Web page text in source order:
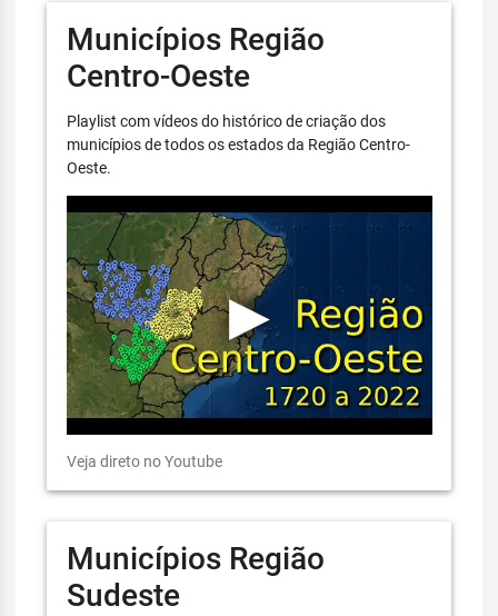
Municípios Região
Centro-Oeste
Playlist com vídeos do histórico de criação dos
municípios de todos os estados da Região Centro-
Oeste.
Veja direto no Youtube
Municípios Região
Sudeste